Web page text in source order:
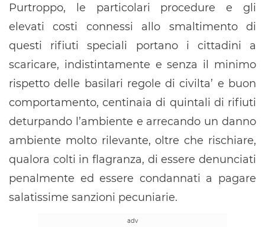
Purtroppo, le particolari procedure e gli
elevati costi connessi allo smaltimento di
questi rifiuti speciali portano i cittadini a
scaricare, indistintamente e senza il minimo
rispetto delle basilari regole di civilta’ e buon
comportamento, centinaia di quintali di rifiuti
deturpando l’ambiente e arrecando un danno
ambiente molto rilevante, oltre che rischiare,
qualora colti in flagranza, di essere denunciati
penalmente ed essere condannati a pagare
salatissime sanzioni pecuniarie.